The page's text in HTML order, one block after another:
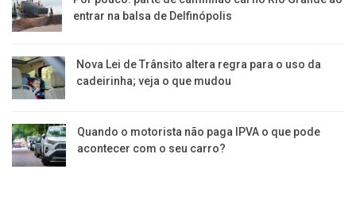
entrar na balsa de Delfinópolis
Nova Lei de Trânsito altera regra para o uso da
cadeirinha; veja o que mudou
Quando o motorista não paga IPVA o que pode
acontecer com o seu carro?